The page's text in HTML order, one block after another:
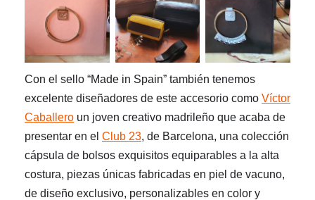
Con el sello “Made in Spain” también tenemos
excelente diseñadores de este accesorio como Víctor
Caballero un joven creativo madrileño que acaba de
presentar en el Club 23, de Barcelona, una colección
cápsula de bolsos exquisitos equiparables a la alta
costura, piezas únicas fabricadas en piel de vacuno,
de diseño exclusivo, personalizables en color y